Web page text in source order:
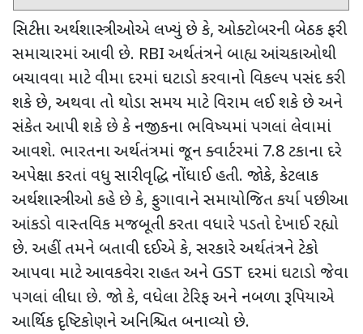
સિટીના અર્થશાસ્ત્રીઓએ લખ્યું છે કે, ઓક્ટોબરની બેઠક ફરી
સમાચારમાં આવી છે. RBI અર્થતંત્રને બાહ્ય આંચકાઓથી
બચાવવા માટે વીમા દરમાં ઘટાડો કરવાનો વિકલ્પ પસંદ કરી
શકે છે, અથવા તો થોડા સમય માટે વિરામ લઈ શકે છે અને
સંકેત આપી શકે છે કે નજીકના ભવિષ્યમાં પગલાં લેવામાં
આવશે. ભારતના અર્થતંત્રમાં જૂન ક્વાર્ટરમાં 7.8 ટકાના દરે
અપેક્ષા કરતાં વધુ સારી વૃદ્ધિ નોંધાઈ હતી. જોકે, કેટલાક
અર્થશાસ્ત્રીઓ કહે છે કે, ફુગાવાને સમાયોજિત કર્યા પછી આ
આંકડો વાસ્તવિક મજબૂતી કરતા વધારે પડતો દેખાઈ રહ્યો
છે. અહીં તમને બતાવી દઈએ કે, સરકારે અર્થતંત્રને ટેકો
આપવા માટે આવકવેરા રાહત અને GST દરમાં ઘટાડો જેવા
પગલાં લીધા છે. જો કે, વધેલા ટેરિફ અને નબળા રૂપિયાએ
આર્થિક દૃષ્ટિકોણને અનિશ્ચિત બનાવ્યો છે.